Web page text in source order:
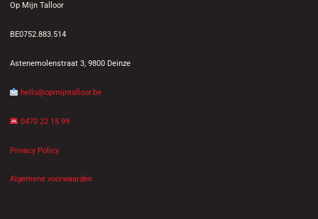
Op Mijn Talloor
BE0752.883.514
Astenemolenstraat 3, 9800 Deinze
hello@opmijntalloor.be
0470 22 15 99
Privacy Policy
Algemene voorwaarden